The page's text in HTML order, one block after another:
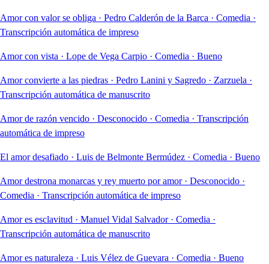
Amor con valor se obliga · Pedro Calderón de la Barca · Comedia ·
Transcripción automática de impreso
Amor con vista · Lope de Vega Carpio · Comedia · Bueno
Amor convierte a las piedras · Pedro Lanini y Sagredo · Zarzuela ·
Transcripción automática de manuscrito
Amor de razón vencido · Desconocido · Comedia · Transcripción
automática de impreso
El amor desafiado · Luis de Belmonte Bermúdez · Comedia · Bueno
Amor destrona monarcas y rey muerto por amor · Desconocido ·
Comedia · Transcripción automática de impreso
Amor es esclavitud · Manuel Vidal Salvador · Comedia ·
Transcripción automática de manuscrito
Amor es naturaleza · Luis Vélez de Guevara · Comedia · Bueno